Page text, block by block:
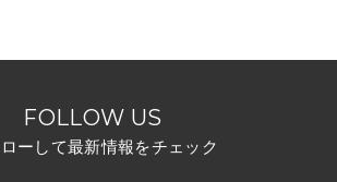
FOLLOW US
ーして最新情報をチェック